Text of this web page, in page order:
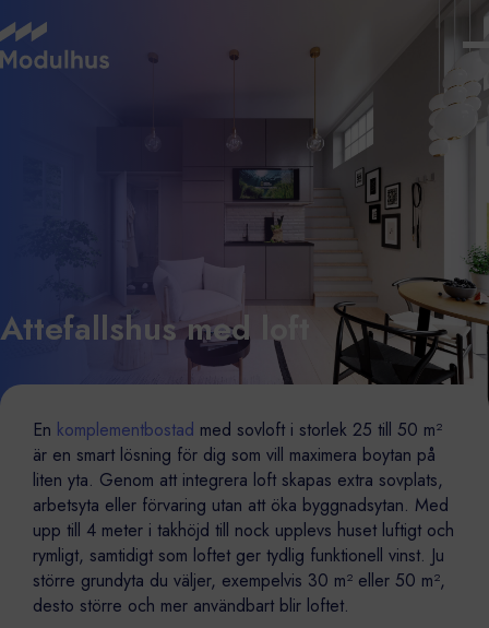
Attefallshus med loft
En komplementbostad med sovloft i storlek 25 till 50 m²
är en smart lösning för dig som vill maximera boytan på
liten yta. Genom att integrera loft skapas extra sovplats,
arbetsyta eller förvaring utan att öka byggnadsytan. Med
upp till 4 meter i takhöjd till nock upplevs huset luftigt och
rymligt, samtidigt som loftet ger tydlig funktionell vinst. Ju
större grundyta du väljer, exempelvis 30 m² eller 50 m²,
desto större och mer användbart blir loftet.